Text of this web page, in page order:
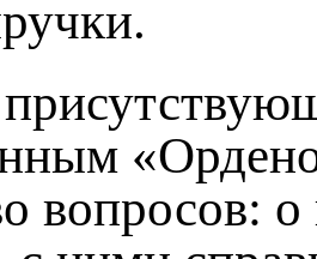
вопросов: